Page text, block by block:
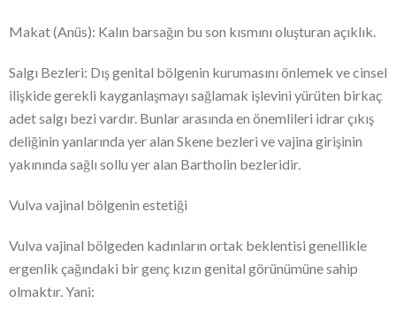
Makat (Anüs): Kalın barsağın bu son kısmını oluşturan açıklık.
Salgı Bezleri: Dış genital bölgenin kurumasını önlemek ve cinsel
ilişkide gerekli kayganlaşmayı sağlamak işlevini yürüten birkaç
adet salgı bezi vardır. Bunlar arasında en önemlileri idrar çıkış
deliğinin yanlarında yer alan Skene bezleri ve vajina girişinin
yakınında sağlı sollu yer alan Bartholin bezleridir.
Vulva vajinal bölgenin estetiği
Vulva vajinal bölgeden kadınların ortak beklentisi genellikle
ergenlik çağındaki bir genç kızın genital görünümüne sahip
olmaktır. Yani: